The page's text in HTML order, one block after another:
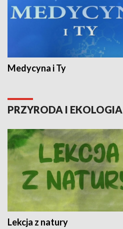
Medycyna i Ty
PRZYRODA I EKOLOGIA
Lekcja z natury